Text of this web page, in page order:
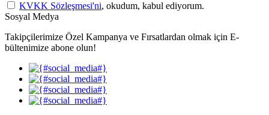
KVKK Sözleşmesi'ni, okudum, kabul ediyorum.
Sosyal Medya
Takipçilerimize Özel Kampanya ve Fırsatlardan olmak için E-
bültenimize abone olun!